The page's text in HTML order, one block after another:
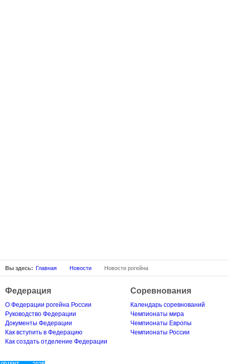
Вы здесь: Главная Новости Новости рогейна
Федерация
О Федерации рогейна России
Руководство Федерации
Документы Федерации
Как вступить в Федерацию
Как создать отделение Федерации
Соревнования
Календарь соревнований
Чемпионаты мира
Чемпионаты Европы
Чемпионаты России